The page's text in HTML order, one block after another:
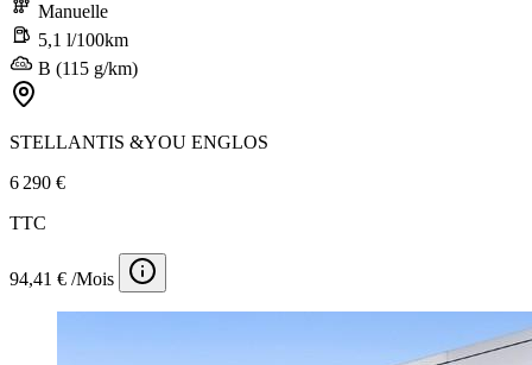
Manuelle
5,1 l/100km
B (115 g/km)
STELLANTIS &YOU ENGLOS
6 290 €
TTC
94,41 € /Mois